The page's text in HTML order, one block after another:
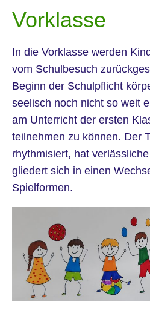
Vorklasse
In die Vorklasse werden
vom Schulbesuch
Beginn der Schulpflicht
seelisch noch nicht so weit
am Unterricht der ersten
teilnehmen zu können. Der
rhythmisiert, hat
gliedert sich in einen
Spielformen.